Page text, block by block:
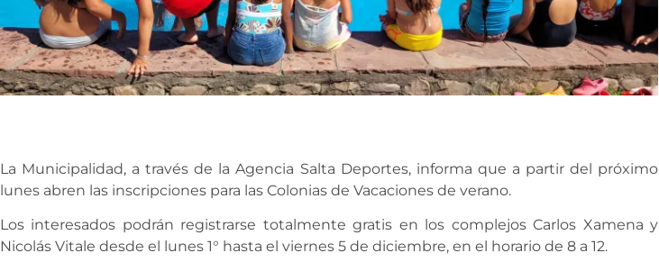
La Municipalidad, a través de la Agencia Salta Deportes, informa que a partir del próximo
lunes abren las inscripciones para las Colonias de Vacaciones de verano.
Los interesados podrán registrarse totalmente gratis en los complejos Carlos Xamena y
Nicolás Vitale desde el lunes 1° hasta el viernes 5 de diciembre, en el horario de 8 a 12.